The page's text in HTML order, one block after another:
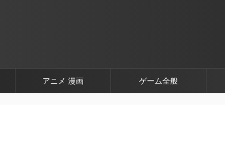
アニメ 漫画 ゲーム全般